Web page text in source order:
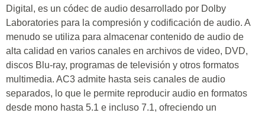
Digital, es un códec de audio desarrollado por Dolby
Laboratories para la compresión y codificación de audio. A
menudo se utiliza para almacenar contenido de audio de
alta calidad en varios canales en archivos de video, DVD,
discos Blu-ray, programas de televisión y otros formatos
multimedia. AC3 admite hasta seis canales de audio
separados, lo que le permite reproducir audio en formatos
desde mono hasta 5.1 e incluso 7.1, ofreciendo un